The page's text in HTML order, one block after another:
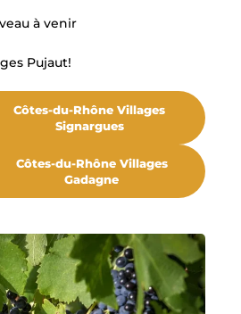
à venir
Pujaut!
Côtes-du-Rhône Villages
Signargues
Côtes-du-Rhône Villages
Gadagne
Raisin noir appellation Côtes du Rhône